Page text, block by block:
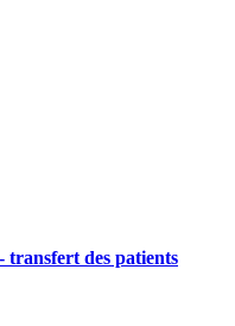
transfert des patients